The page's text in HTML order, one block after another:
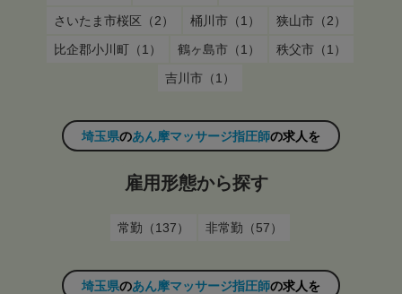
さいたま市桜区（2）
桶川市（1）
狭山市（2）
比企郡小川町（1）
鶴ヶ島市（1）
秩父市（1）
吉川市（1）
埼玉県のあん摩マッサージ指圧師の求人を
雇用形態から探す
常勤（137） 非常勤（57）
埼玉県のあん摩マッサージ指圧師の求人を